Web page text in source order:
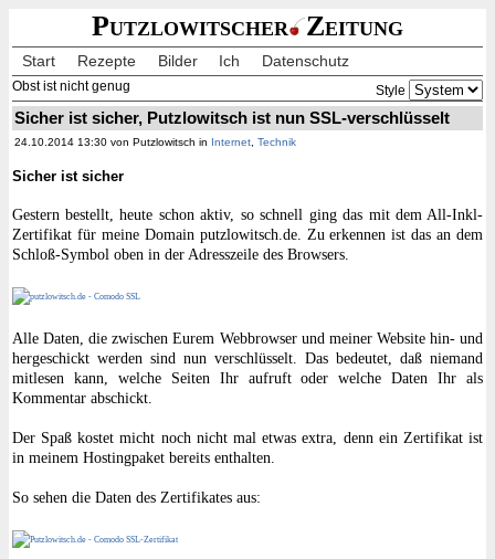
Putzlowitscher Zeitung
Start Rezepte Bilder Ich Datenschutz
Obst ist nicht genug Style
Sicher ist sicher, Putzlowitsch ist nun SSL-verschlüsselt
24.10.2014 13:30 von Putzlowitsch in Internet, Technik
Sicher ist sicher
Gestern bestellt, heute schon aktiv, so schnell ging das mit dem All-Inkl-
Zertifikat für meine Domain putzlowitsch.de. Zu erkennen ist das an dem
Schloß-Symbol oben in der Adresszeile des Browsers.
Alle Daten, die zwischen Eurem Webbrowser und meiner Website hin- und
hergeschickt werden sind nun verschlüsselt. Das bedeutet, daß niemand
mitlesen kann, welche Seiten Ihr aufruft oder welche Daten Ihr als
Kommentar abschickt.
Der Spaß kostet micht noch nicht mal etwas extra, denn ein Zertifikat ist
in meinem Hostingpaket bereits enthalten.
So sehen die Daten des Zertifikates aus: